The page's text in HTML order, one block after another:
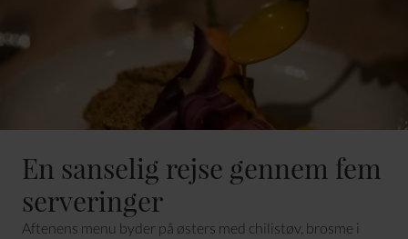
En sanselig rejse gennem fem
serveringer
Aftenens menu byder på østers med chilistøv, brosme i